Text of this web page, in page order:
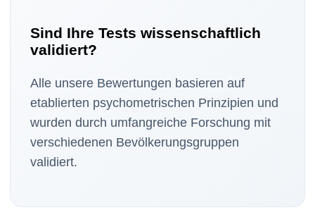
Sind Ihre Tests wissenschaftlich
validiert?
Alle unsere Bewertungen basieren auf
etablierten psychometrischen Prinzipien und
wurden durch umfangreiche Forschung mit
verschiedenen Bevölkerungsgruppen
validiert.